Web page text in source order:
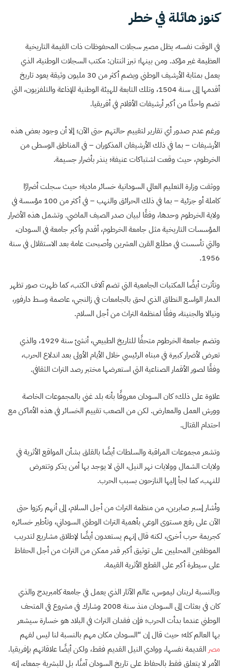
كنوز هائلة في خطر
في الوقت نفسه، يظل مصير سجلات المحفوظات ذات القيمة التاريخية
العظيمة غير مؤكد. ومن بينها؛ تبرز اثنتان: مكتب السجلات الوطنية، الذي
يعمل بمثابة الأرشيف الوطني ويضم أكثر من 30 مليون وثيقة يعود تاريخ
أقدمها إلى سنة 1504، وتلك التابعة للهيئة الوطنية للإذاعة والتلفزيون، التي
تضم واحدًا من أكبر أرشيفات الأفلام في أفريقيا.
ورغم عدم صدور أي تقارير لتقييم حالتهم حتى الآن؛ إلا أن وجود بعض هذه
الأرشيفات – بما في ذلك الأرشيفان المذكوران – في المناطق الوسطى من
الخرطوم، حيث وقعت اشتباكات عنيفة؛ ينذر بأضرار جسيمة.
ووثقت وزارة التعليم العالي السودانية خسائر مادية؛ حيث سجلت أضرارًا
كاملة أو جزئية – بما في ذلك الحرائق والنهب – في أكثر من 100 مؤسسة في
ولاية الخرطوم وحدها، وفقًا لبيان صدر الصيف الماضي. وتشمل هذه الأضرار
المؤسسات التاريخية مثل جامعة الخرطوم، أقدم وأكبر جامعة في السودان،
والتي تأسست في مطلع القرن العشرين وأصبحت عامة بعد الاستقلال في سنة
1956.
وتأثرت أيضًا المكتبات الجامعية التي تضم آلاف الكتب، كما ظهرت صور تظهر
الدمار الواسع النطاق الذي لحق بالجامعات في زالنجي، عاصمة وسط دارفور،
ونيالا والجنينة، وفقًا لمنظمة التراث من أجل السلام.
وتضم جامعة الخرطوم متحفًا للتاريخ الطبيعي، أنشئ سنة 1929، والذي
تعرض لأضرار كبيرة في مبناه الرئيسي خلال الأيام الأولى بعد اندلاع الحرب،
وفقًا لصور الأقمار الصناعية التي استعرضها مختبر رصد التراث الثقافي.
علاوة على ذلك؛ كان السودان معروفًا بأنه بلد غني بالمجموعات الخاصة
وورش العمل والمعارض. لكن من الصعب تقييم الخسائر في هذه الأماكن مع
احتدام القتال.
وتشعر مجموعات المراقبة والسلطات أيضًا بالقلق بشأن المواقع الأثرية في
ولايات الشمال وولايات نهر النيل، التي لا يوجد بها أمن يذكر وتتعرض
للنهب، كما لجأ إليها النازحون بسبب الحرب.
وأشار إسبر صابرين، من منظمة التراث من أجل السلام، إلى أنهم ركزوا حتى
الآن على رفع مستوى الوعي بأهمية التراث الوطني السوداني، وتأطير خسائره
كجريمة حرب أخرى، لكنه قال إنهم يستعدون أيضًا لإطلاق مشاريع لتدريب
الموظفين المحليين على توثيق أكبر قدر ممكن من التراث من أجل الحفاظ
على سيطرة أكبر على القطع الأثرية القيمة.
وبالنسبة لرينان ليموس، عالم الآثار الذي يعمل في جامعة كامبريدج والذي
كان في بعثات إلى السودان منذ سنة 2008 وشارك في مشروع في المتحف
الوطني عندما بدأت الحرب؛ فإن فقدان التراث في البلاد هو خسارة سيشعر
بها العالم كله؛ حيث قال إن “السودان مكان مهم بالنسبة لنا ليس لفهم
مصر القديمة نفسها، ووادي النيل القديم فقط، ولكن أيضًا علاقاتهم بإفريقيا.
الأمر لا يتعلق فقط بالحفاظ على تاريخ السودان آمنًا، بل للبشرية جمعاء، إنه